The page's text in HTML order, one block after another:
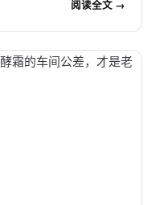
物流状态一目了
阅读全文 →